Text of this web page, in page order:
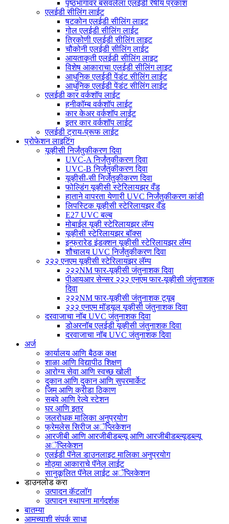
पृष्ठभागावर बसवलेला एलईडी रेषीय प्रकाश
एलईडी सीलिंग लाईट
षटकोन एलईडी सीलिंग लाइट
गोल एलईडी सीलिंग लाईट
त्रिकोणी एलईडी सीलिंग लाइट
चौकोनी एलईडी सीलिंग लाईट
आयताकृती एलईडी सीलिंग लाइट
विशेष आकाराचा एलईडी सीलिंग लाइट
आधुनिक एलईडी पेंडंट सीलिंग लाईट
आधुनिक एलईडी पेंडंट सीलिंग लाईट
एलईडी कार वर्कशॉप लाईट
हनीकॉम्ब वर्कशॉप लाईट
कार केअर वर्कशॉप लाईट
इतर कार वर्कशॉप लाईट
एलईडी ट्राय-प्रूफ लाईट
प्रोफेशन लाइटिंग
यूव्हीसी निर्जंतुकीकरण दिवा
UVC-A निर्जंतुकीकरण दिवा
UVC-B निर्जंतुकीकरण दिवा
यूव्हीसी-सी निर्जंतुकीकरण दिवा
फोल्डिंग यूव्हीसी स्टेरिलायझर वँड
हाताने वापरता येणारी UVC निर्जंतुकीकरण कांडी
लिपस्टिक यूव्हीसी स्टेरिलायझर वँड
E27 UVC बल्ब
मोबाईल यूव्ही स्टेरिलायझर लॅम्प
यूव्हीसी स्टेरिलायझर बॉक्स
इन्फ्रारेड इंडक्शन यूव्हीसी स्टेरिलायझर लॅम्प
शौचालय UVC निर्जंतुकीकरण दिवा
२२२ एनएम यूव्हीसी स्टेरिलायझर लॅम्प
२२२NM फार-यूव्हीसी जंतुनाशक दिवा
पीआयआर सेन्सर २२२ एनएम फार-यूव्हीसी जंतुनाशक
दिवा
२२२NM फार-यूव्हीसी जंतुनाशक ट्यूब
२२२ एनएम मॉड्यूल यूव्हीसी जंतुनाशक दिवा
दरवाजाचा नॉब UVC जंतुनाशक दिवा
डोअरनॉब एलईडी यूव्हीसी जंतुनाशक दिवा
दरवाजाचा नॉब UVC जंतुनाशक दिवा
अर्ज
कार्यालय आणि बैठक कक्ष
शाळा आणि विद्यापीठ शिक्षण
आरोग्य सेवा आणि स्वच्छ खोली
दुकान आणि दुकान आणि सुपरमार्केट
जिम आणि क्रीडा ठिकाण
सबवे आणि रेल्वे स्टेशन
घर आणि इतर
जलरोधक मालिका अनुप्रयोग
फ्रेमलेस सिरीज अॅप्लिकेशन
आरजीबी आणि आरजीबीडब्ल्यू आणि आरजीबीडब्ल्यूडब्ल्यू
अॅप्लिकेशन
एलईडी पॅनेल डाउनलाइट मालिका अनुप्रयोग
मोठ्या आकाराचे पॅनेल लाईट
सानुकूलित पॅनेल लाईट अॅप्लिकेशन
डाउनलोड करा
उत्पादन कॅटलॉग
उत्पादन स्थापना मार्गदर्शक
बातम्या
आमच्याशी संपर्क साधा